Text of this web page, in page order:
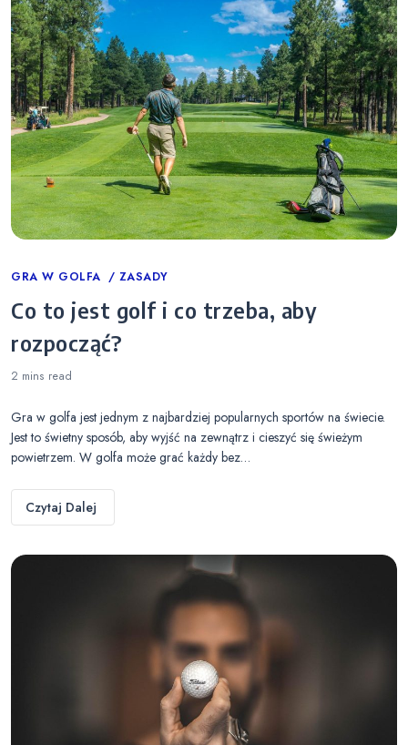
Categories
GRA W GOLFA ZASADY
Co to jest golf i co trzeba, aby
rozpocząć?
2 mins read
Gra w golfa jest jednym z najbardziej popularnych sportów na świecie.
Jest to świetny sposób, aby wyjść na zewnątrz i cieszyć się świeżym
powietrzem. W golfa może grać każdy bez…
Czytaj Dalej